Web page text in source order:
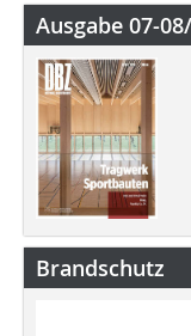
Ausgabe 07-
Brandschutz